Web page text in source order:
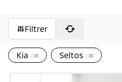
Filtrer
Kia Seltos